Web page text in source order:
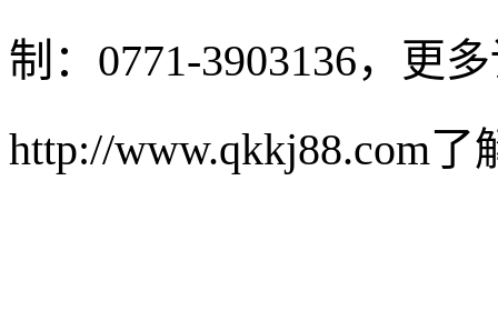
制：0771-3903136，更
http://www.qkkj88.com了